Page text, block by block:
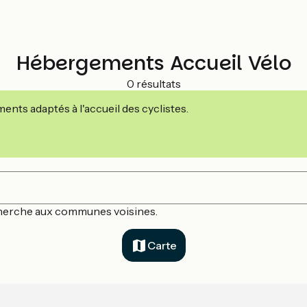
Hébergements Accueil Vélo
0 résultats
adaptés à l'accueil des cyclistes.
aux communes voisines.
Carte